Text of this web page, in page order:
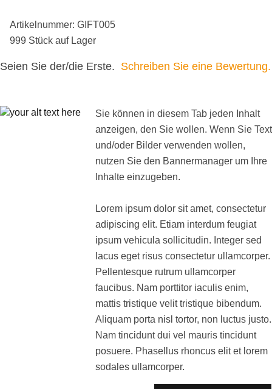
Artikelnummer: GIFT005
999 Stück auf Lager
Seien Sie der/die Erste. Schreiben Sie eine Bewertung.
Sie können in diesem Tab jeden Inhalt
anzeigen, den Sie wollen. Wenn Sie Text
und/oder Bilder verwenden wollen,
nutzen Sie den Bannermanager um Ihre
Inhalte einzugeben.
Lorem ipsum dolor sit amet, consectetur
adipiscing elit. Etiam interdum feugiat
ipsum vehicula sollicitudin. Integer sed
lacus eget risus consectetur ullamcorper.
Pellentesque rutrum ullamcorper
faucibus. Nam porttitor iaculis enim,
mattis tristique velit tristique bibendum.
Aliquam porta nisl tortor, non luctus justo.
Nam tincidunt dui vel mauris tincidunt
posuere. Phasellus rhoncus elit et lorem
sodales ullamcorper.